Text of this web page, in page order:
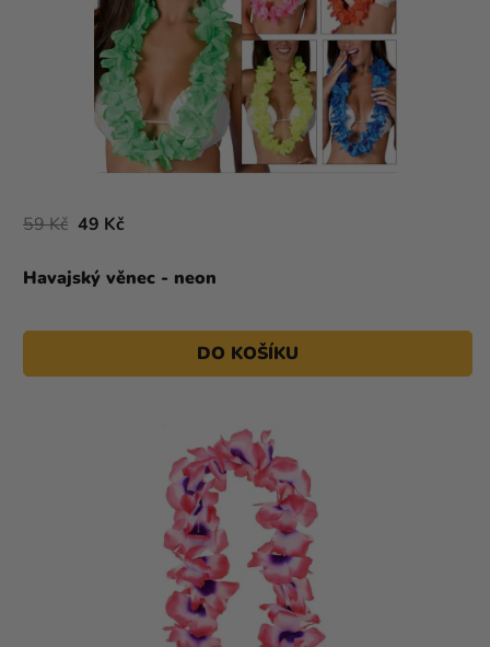
Havajský věnec - neon
59 Kč 49 Kč
DO KOŠÍKU